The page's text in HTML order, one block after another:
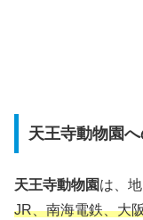
天王寺動物園
天王寺動物園は、
JR、南海電鉄、大